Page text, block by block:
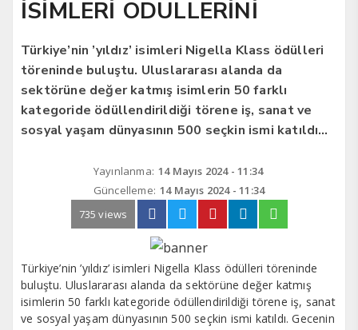
İSİMLERİ ÖDÜLLERİNİ
Türkiye’nin ’yıldız’ isimleri Nigella Klass ödülleri
töreninde buluştu. Uluslararası alanda da
sektörüne değer katmış isimlerin 50 farklı
kategoride ödüllendirildiği törene iş, sanat ve
sosyal yaşam dünyasının 500 seçkin ismi katıldı…
Yayınlanma: 14 Mayıs 2024 - 11:34
Güncelleme: 14 Mayıs 2024 - 11:34
735 views
Türkiye’nin ’yıldız’ isimleri Nigella Klass ödülleri töreninde
buluştu. Uluslararası alanda da sektörüne değer katmış
isimlerin 50 farklı kategoride ödüllendirildiği törene iş, sanat
ve sosyal yaşam dünyasının 500 seçkin ismi katıldı. Gecenin